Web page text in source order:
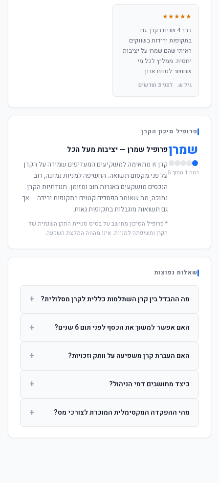
★★★★★
כבר 4 שנים בקרן. גם
בתקופות ירידות בשווקים
ראיתי שהם שמרו על יציבות
יחסית. ממליץ לכל מי
שחושב לטווח ארוך.
גיל ש. · לפני 3 חודשים
פרופיל סיכון הקרן
שמרן
רמה 1 מתוך 5
פרופיל שמרן — יציבות מעל הכל
קרן זו מתאימה למשקיעים המעדיפים שמירה על הקרן
על פני מקסום תשואה. החשיפה למניות נמוכה, רוב
הנכסים מושקעים באגרות חוב ומזומן. תנודתיות הקרן
נמוכה, מה שאומר הפסדים קטנים בתקופות ירידה — אך
גם תשואות מוגבלות בתקופות גאות.
* פרופיל הסיכון מחושב על בסיס סטיית התקן השנתית של
הקרן וחשיפתה למניות. אינו מהווה המלצת השקעה.
שאלות נפוצות
מה ההבדל בין קרן השתלמות כללית לקרן מסלולית? +
ההשקעות. קרן מסלולית עוקבת אחרי מדד ספציפי ומאפשרת
האם אפשר למשוך את הכסף לפני תום 6 שנים? +
הרווחים. לאחר 6 שנים ניתן למשוך פטור ממס עד לתקרה
האם העברת קרן משפיעה על וותק וזכויות? +
החברות. הוותק ממשיך להיספר מיום ההפקדה הראשונה.
כיצד מחושבים דמי הניהול? +
ומתן על שיעורם בעת הצטרפות.
מהי ההפקדה המקסימלית המוכרת לצורכי מס? +